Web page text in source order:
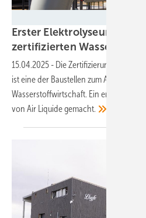
Erster Elektrolyseur
zertifizierten Wasserstoff
15.04.2025 - Die Zertifizierung von
ist eine der Baustellen zum Aufbau der
Wasserstoffwirtschaft. Ein erster
von Air Liquidegemacht.